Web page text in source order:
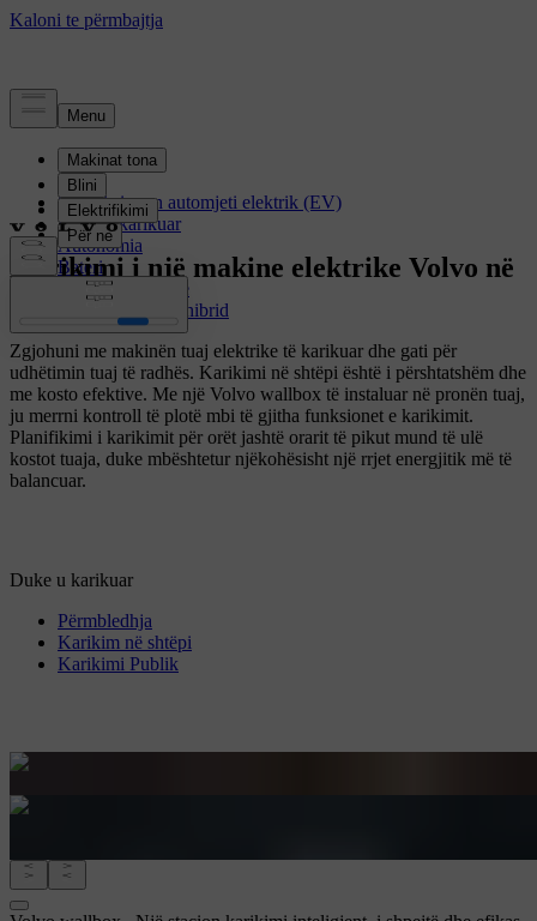
Elektrifikimi
Si funksionon automjeti elektrik (EV)
Duke u karikuar
Autonomia
Bateri
Makinat elektrike
Makinat Plug-in hibrid
Karikimi i një makine elektrike Volvo në
Zgjohuni me makinën tuaj elektrike të karikuar dhe gati për
udhëtimin tuaj të radhës. Karikimi në shtëpi është i përshtatshëm dhe
me kosto efektive. Me një Volvo wallbox të instaluar në pronën tuaj,
ju merrni kontroll të plotë mbi të gjitha funksionet e karikimit.
Planifikimi i karikimit për orët jashtë orarit të pikut mund të ulë
kostot tuaja, duke mbështetur njëkohësisht një rrjet energjitik më të
balancuar.
Duke u karikuar
Përmbledhja
Karikim në shtëpi
Karikimi Publik